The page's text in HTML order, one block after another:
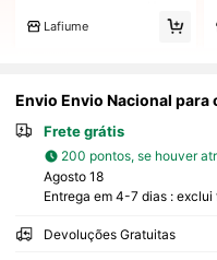
Lafiume
Envio Envio Nacional para
Frete grátis
200 pontos, se houver
Agosto 18
Entrega em 4-7 dias :
Devoluções Gratuitas